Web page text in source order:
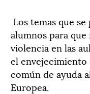
Los temas que
alumnos para
violencia en las
el
común de ayuda
Europea.